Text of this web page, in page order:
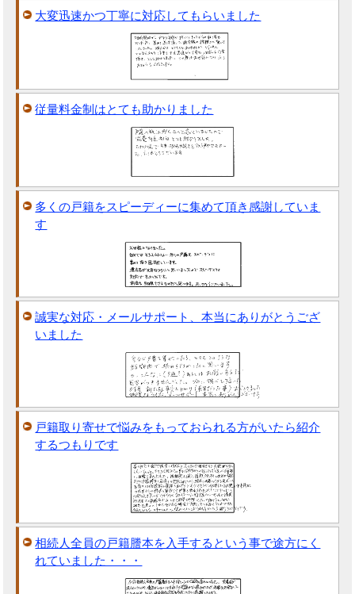
大変迅速かつ丁寧に対応してもらいました
従量料金制はとても助かりました
多くの戸籍をスピーディーに集めて頂き感謝していま
す
誠実な対応・メールサポート、本当にありがとうござ
いました
戸籍取り寄せで悩みをもっておられる方がいたら紹介
するつもりです
相続人全員の戸籍謄本を入手するという事で途方にく
れていました・・・